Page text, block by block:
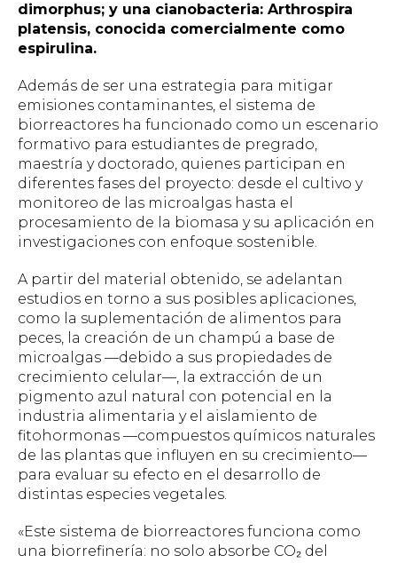
dimorphus; y una cianobacteria: Arthrospira
platensis, conocida comercialmente como
espirulina.
Además de ser una estrategia para mitigar
emisiones contaminantes, el sistema de
biorreactores ha funcionado como un escenario
formativo para estudiantes de pregrado,
maestría y doctorado, quienes participan en
diferentes fases del proyecto: desde el cultivo y
monitoreo de las microalgas hasta el
procesamiento de la biomasa y su aplicación en
investigaciones con enfoque sostenible.
A partir del material obtenido, se adelantan
estudios en torno a sus posibles aplicaciones,
como la suplementación de alimentos para
peces, la creación de un champú a base de
microalgas —debido a sus propiedades de
crecimiento celular—, la extracción de un
pigmento azul natural con potencial en la
industria alimentaria y el aislamiento de
fitohormonas —compuestos químicos naturales
de las plantas que influyen en su crecimiento—
para evaluar su efecto en el desarrollo de
distintas especies vegetales.
«Este sistema de biorreactores funciona como
una biorrefinería: no solo absorbe CO₂ del